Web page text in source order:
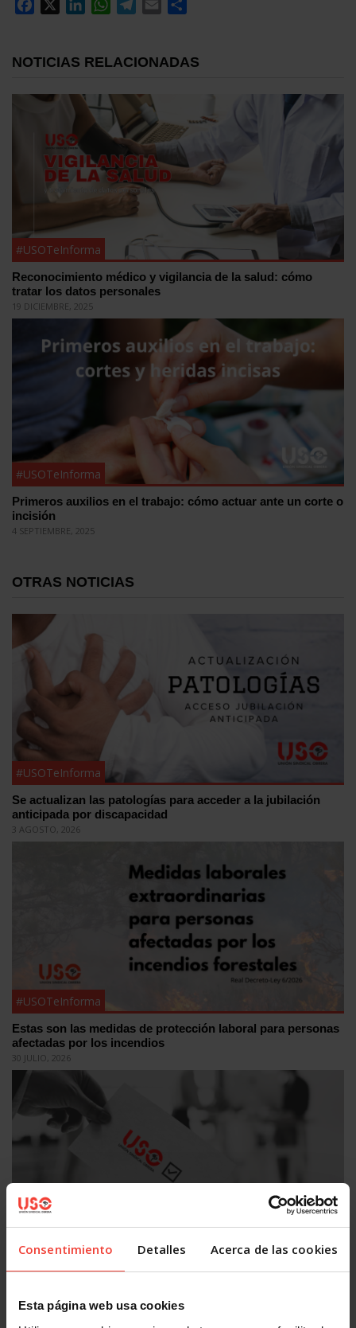
Consentimiento Detalles Acerca de las cookies
Esta página web usa cookies
Facebook LinkedInWhatsApp
Telegram
Email
NOTICIAS RELACIONADAS
#USOTeInforma
Reconocimiento médico y vigilancia de la salud: cómo
tratar los datos personales
19 DICIEMBRE, 2025
#USOTeInforma
Primeros auxilios en el trabajo: cómo actuar ante un corte o
incisión
4 SEPTIEMBRE, 2025
OTRAS NOTICIAS
#USOTeInforma
Se actualizan las patologías para acceder a la jubilación
anticipada por discapacidad
3 AGOSTO, 2026
#USOTeInforma
Estas son las medidas de protección laboral para personas
afectadas por los incendios
30 JULIO, 2026
#USOTeInforma
¿Quieres presentarte con USO a las elecciones sindicales?
Te contamos cómo